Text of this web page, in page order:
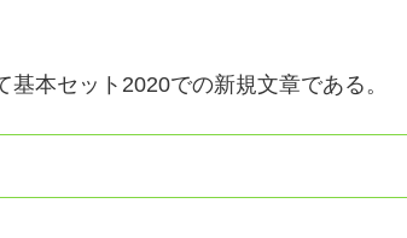
本セット2020での新規文章である。